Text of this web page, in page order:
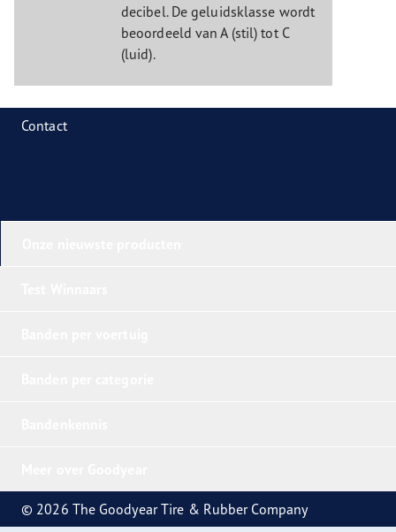
decibel. De geluidsklasse wordt
beoordeeld van A (stil) tot C
(luid).
Contact
© 2026 The Goodyear Tire & Rubber Company